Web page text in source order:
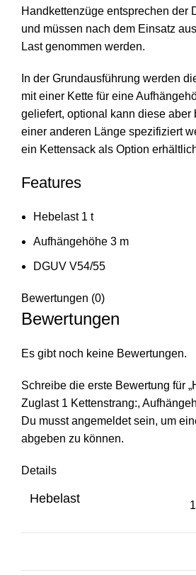
Handkettenzüge entsprechen der
und müssen nach dem Einsatz
Last genommen werden.
In der Grundausführung werden
mit einer Kette für eine
geliefert, optional kann diese aber
einer anderen Länge spezifiziert
ein Kettensack als Option
Features
Hebelast 1 t
Aufhängehöhe 3 m
DGUV V54/55
Bewertungen (0)
Bewertungen
Es gibt noch keine Bewertungen.
Schreibe die erste Bewertung für
Zuglast 1 Kettenstrang:,
Du musstangemeldetsein, um
abgeben zu können.
Details
Hebelast